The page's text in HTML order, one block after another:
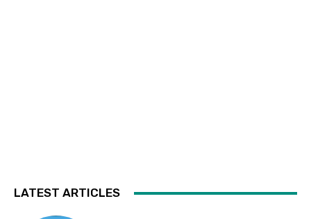
LATEST ARTICLES